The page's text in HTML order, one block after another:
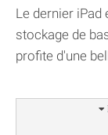
Le dernier iPad
stockage de
profite d'une